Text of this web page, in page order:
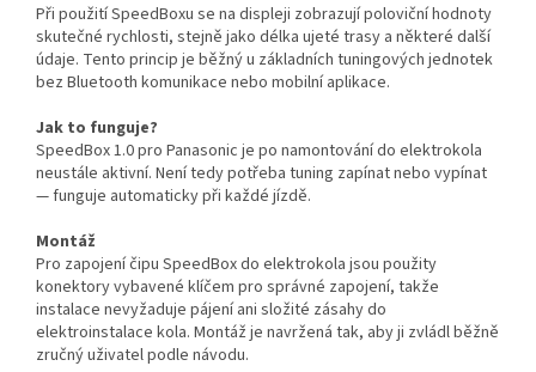
Při použití SpeedBoxu se na displeji zobrazují poloviční hodnoty
skutečné rychlosti, stejně jako délka ujeté trasy a některé další
údaje. Tento princip je běžný u základních tuningových jednotek
bez Bluetooth komunikace nebo mobilní aplikace.
Jak to funguje?
SpeedBox 1.0 pro Panasonic je po namontování do elektrokola
neustále aktivní. Není tedy potřeba tuning zapínat nebo vypínat
— funguje automaticky při každé jízdě.
Montáž
Pro zapojení čipu SpeedBox do elektrokola jsou použity
konektory vybavené klíčem pro správné zapojení, takže
instalace nevyžaduje pájení ani složité zásahy do
elektroinstalace kola. Montáž je navržená tak, aby ji zvládl běžně
zručný uživatel podle návodu.